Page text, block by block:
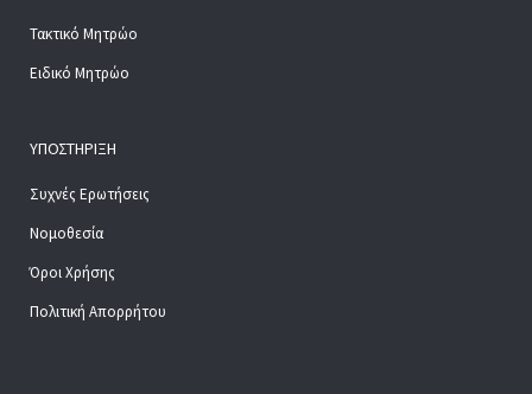
Τακτικό Μητρώο
Ειδικό Μητρώο
ΥΠΟΣΤΉΡΙΞΗ
Συχνές Ερωτήσεις
Νομοθεσία
Όροι Χρήσης
Πολιτική Απορρήτου